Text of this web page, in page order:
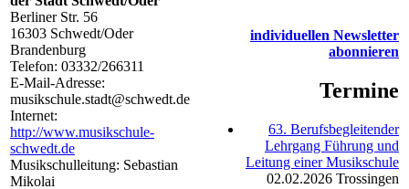
Berliner Str. 56
16303 Schwedt/Oder
Brandenburg
Telefon: 03332/266311
E-Mail-Adresse:
musikschule.stadt@schwedt.de
Internet:
http://www.musikschule-
schwedt.de
Musikschulleitung: Sebastian
Mikolai
individuellen Newsletter
abonnieren
Termine
63. Berufsbegleitender
Lehrgang Führung und
Leitung einer Musikschule
02.02.2026 Trossingen